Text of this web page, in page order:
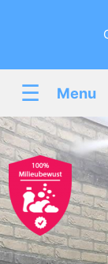
☰ Menu